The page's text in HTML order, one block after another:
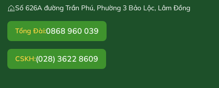
Số 626A đường Trần Phú, Phường 3 Bảo Lộc, Lâm Đồng
Tổng Đài:0868 960 039
CSKH:(028) 3622 8609